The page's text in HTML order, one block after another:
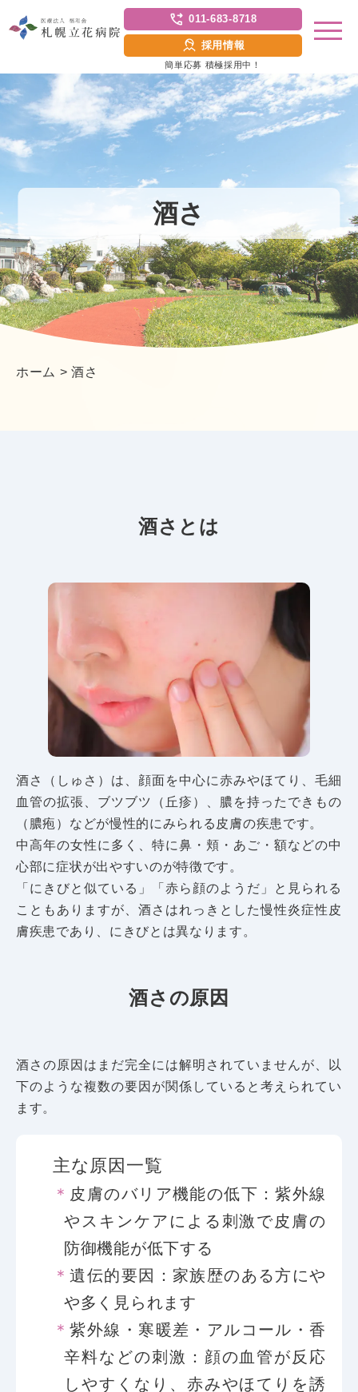
011-683-8718
採用情報
簡単応募 積極採用中！
酒さ
ホーム >酒さ
酒さとは
酒さ（しゅさ）は、顔面を中心に赤みやほてり、毛細
血管の拡張、ブツブツ（丘疹）、膿を持ったできもの
（膿疱）などが慢性的にみられる皮膚の疾患です。
中高年の女性に多く、特に鼻・頬・あご・額などの中
心部に症状が出やすいのが特徴です。
「にきびと似ている」「赤ら顔のようだ」と見られる
こともありますが、酒さはれっきとした慢性炎症性皮
膚疾患であり、にきびとは異なります。
酒さの原因
酒さの原因はまだ完全には解明されていませんが、以
下のような複数の要因が関係していると考えられてい
ます。
主な原因一覧
皮膚のバリア機能の低下：紫外線
やスキンケアによる刺激で皮膚の
防御機能が低下する
遺伝的要因：家族歴のある方にや
や多く見られます
紫外線・寒暖差・アルコール・香
辛料などの刺激：顔の血管が反応
しやすくなり、赤みやほてりを誘